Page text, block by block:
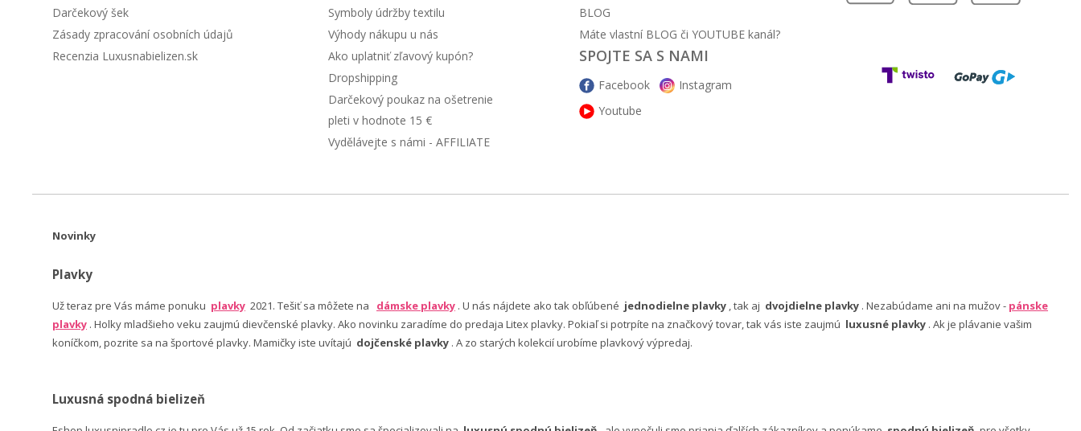
Darčekový šek
Zásady zpracování osobních údajů
Recenzia Luxusnabielizen.sk
Symboly údržby textilu
Výhody nákupu u nás
Ako uplatniť zľavový kupón?
Dropshipping
Darčekový poukaz na ošetrenie
pleti v hodnote 15 €
Vydělávejte s námi - AFFILIATE
BLOG
Máte vlastní BLOG či YOUTUBE kanál?
SPOJTE SA S NAMI
Facebook
Instagram
Youtube
Novinky
Plavky
Už teraz pre Vás máme ponuku plavky 2021. Tešiť sa môžete na dámske plavky . U nás nájdete ako tak obľúbené jednodielne plavky , tak aj dvojdielne plavky . Nezabúdame ani na mužov - pánske
plavky . Holky mladšieho veku zaujmú dievčenské plavky. Ako novinku zaradíme do predaja Litex plavky. Pokiaľ si potrpíte na značkový tovar, tak vás iste zaujmú luxusné plavky . Ak je plávanie vašim
koníčkom, pozrite sa na športové plavky. Mamičky iste uvítajú dojčenské plavky . A zo starých kolekcií urobíme plavkový výpredaj.
Luxusná spodná bielizeň